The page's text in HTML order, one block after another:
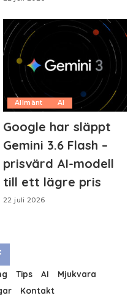
Allmänt AI
Google har släppt
Gemini 3.6 Flash –
prisvärd AI-modell
till ett lägre pris
22 juli 2026
Tips AI
Mjukvara
Kontakt